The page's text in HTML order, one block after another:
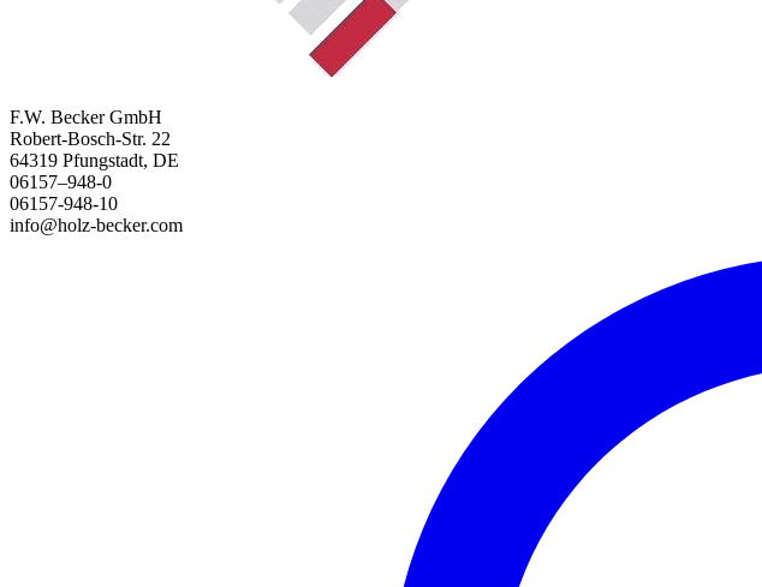
F.W. Becker GmbH
Robert-Bosch-Str. 22
64319 Pfungstadt, DE
06157–948-0
06157-948-10
info@holz-becker.com